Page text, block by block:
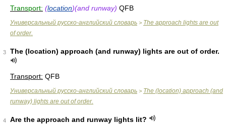
Transport: (location)(and runway) QFB
Универсальный русско-английский словарь > The approach lights are out
of order.
3 The (location) approach (and runway) lights are out of order.
Transport: QFB
Универсальный русско-английский словарь > The (location) approach (and
runway) lights are out of order.
4
Are the approach and runway lights lit?